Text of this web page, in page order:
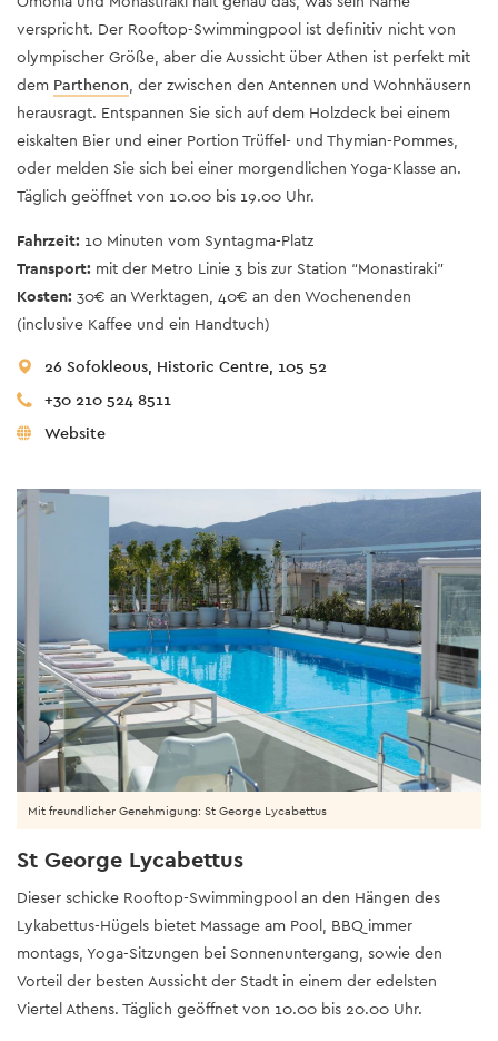
verspricht. Der Rooftop-Swimmingpool ist definitiv nicht von
olympischer Größe, aber die Aussicht über Athen ist perfekt mit
dem Parthenon, der zwischen den Antennen und Wohnhäusern
herausragt. Entspannen Sie sich auf dem Holzdeck bei einem
eiskalten Bier und einer Portion Trüffel- und Thymian-Pommes,
oder melden Sie sich bei einer morgendlichen Yoga-Klasse an.
Täglich geöffnet von 10.00 bis 19.00 Uhr.
Fahrzeit: 10 Minuten vom Syntagma-Platz
Transport: mit der Metro Linie 3 bis zur Station “Monastiraki”
Kosten: 30€ an Werktagen, 40€ an den Wochenenden
(inclusive Kaffee und ein Handtuch)
26 Sofokleous, Historic Centre, 105 52
+30 210 524 8511
Website
Mit freundlicher Genehmigung: St George Lycabettus
St George Lycabettus
Dieser schicke Rooftop-Swimmingpool an den Hängen des
Lykabettus-Hügels bietet Massage am Pool, BBQ immer
montags, Yoga-Sitzungen bei Sonnenuntergang, sowie den
Vorteil der besten Aussicht der Stadt in einem der edelsten
Viertel Athens. Täglich geöffnet von 10.00 bis 20.00 Uhr.